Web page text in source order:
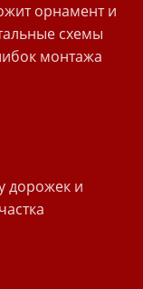
орнамент и
схемы
монтажа
дорожек и